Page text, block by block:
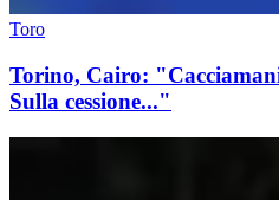
Toro
Torino, Cairo:
Sulla cessione..."